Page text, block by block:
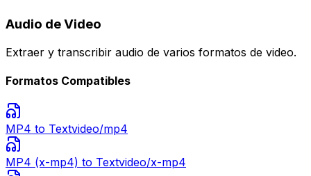
Audio de Video
Extraer y transcribir audio de varios formatos de video.
Formatos Compatibles
MP4 to Textvideo/mp4
MP4 (x-mp4) to Textvideo/x-mp4